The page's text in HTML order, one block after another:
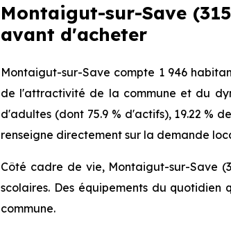
Montaigut-sur-Save
avant d'acheter
Montaigut-sur-Save compte 1 946
de l'attractivité de la commune et du
d'adultes (dont 75.9 % d'actifs), 19.22 %
renseigne directement sur la demande
Côté cadre de vie, Montaigut-sur-Save
scolaires. Des équipements du
commune.